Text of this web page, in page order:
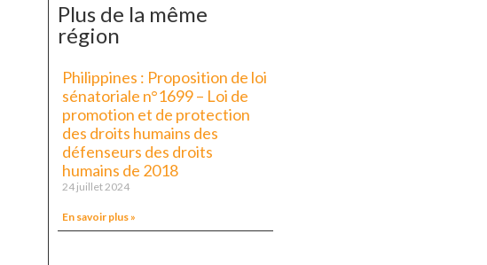
Plus de la même
région
Philippines : Proposition de loi
sénatoriale n°1699 – Loi de
promotion et de protection
des droits humains des
défenseurs des droits
humains de 2018
24 juillet 2024
En savoir plus »